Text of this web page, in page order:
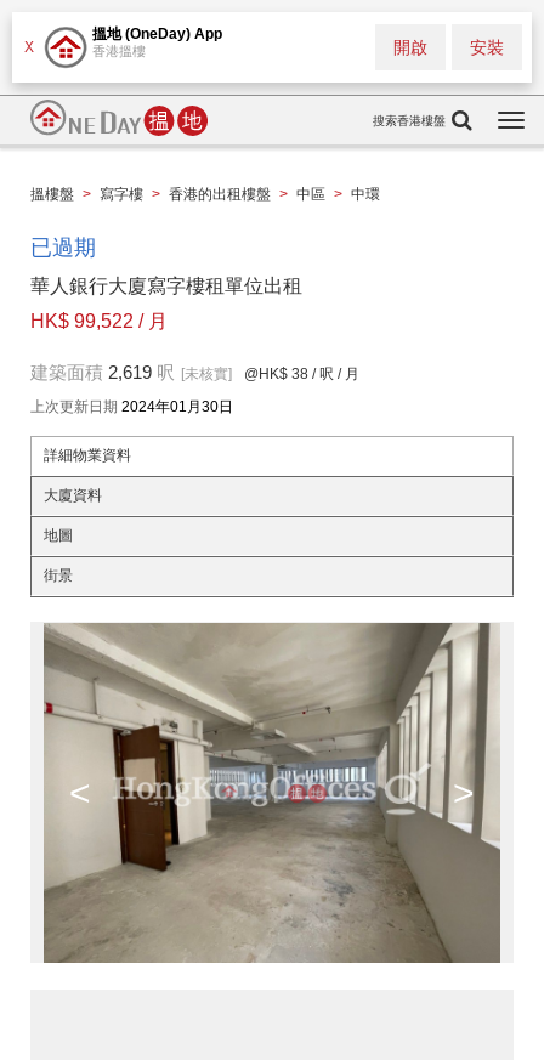
X
搵地 (OneDay) App
香港搵樓 安裝
開啟
搜索香港樓盤
搵樓盤 > 寫字樓 > 香港的出租樓盤 > 中區 > 中環
已過期
華人銀行大廈寫字樓租單位出租
HK$ 99,522 / 月
建築面積 2,619 呎 [未核實] @HK$ 38 / 呎 / 月
上次更新日期 2024年01月30日
詳細物業資料
大廈資料
地圖
街景
< >